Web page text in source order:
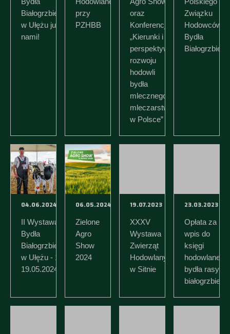
Białogrzbietego
w Ułężu już za
nami!
przy
PZHBB
oraz
Konferencję
„Kierunki i
perspektywy
rozwoju
hodowli
bydła
mlecznego i
mleczarstwa
w Polsce”
Związku
Hodowców
Bydła
04.06.2024
II Wystawa
Bydła
Białogrzbietego
w Ułężu - 18-
19.05.2024
06.05.2024
Zielone
Agro
Show
2024
19.07.2023
XXXV
Wystawa
Zwierząt
Hodowlanych
w Sitnie
23.03.2023
Opłata za
wpis do
księgi
hodowlanej
bydła rasy
białogrzbietej